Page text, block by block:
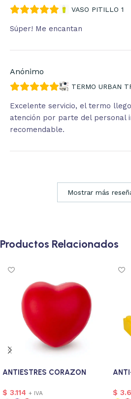
VASO PITILLO 1
Súper! Me encantan
Anónimo
TERMO URBAN
Excelente servicio, el termo
atención por parte del personal
recomendable.
Mostrar más
Productos Relacionados
ANTIESTRES CORAZON
$ 3.114 + IVA $